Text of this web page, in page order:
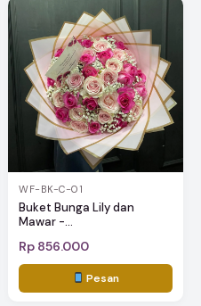
WF-BK-C-01
Buket Bunga Lily dan
Mawar -...
Rp 856.000
Pesan